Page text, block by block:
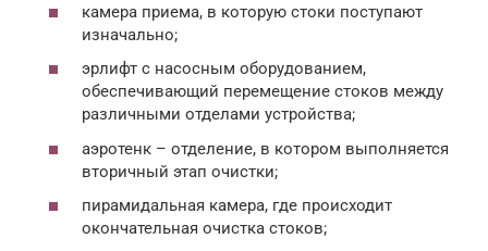
камера приема, в которую стоки поступают
изначально;
эрлифт с насосным оборудованием,
обеспечивающий перемещение стоков между
различными отделами устройства;
аэротенк – отделение, в котором выполняется
вторичный этап очистки;
пирамидальная камера, где происходит
окончательная очистка стоков;